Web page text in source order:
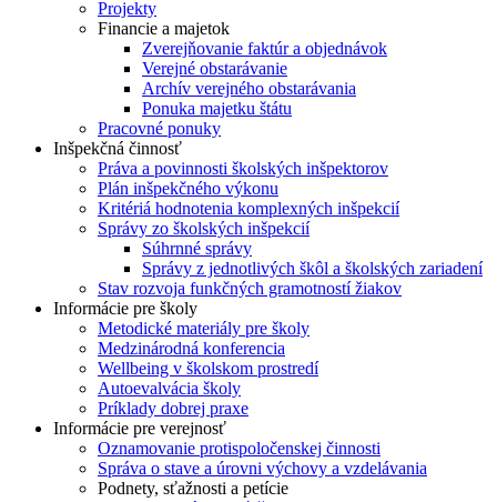
Projekty
Financie a majetok
Zverejňovanie faktúr a objednávok
Verejné obstarávanie
Archív verejného obstarávania
Ponuka majetku štátu
Pracovné ponuky
Inšpekčná činnosť
Práva a povinnosti školských inšpektorov
Plán inšpekčného výkonu
Kritériá hodnotenia komplexných inšpekcií
Správy zo školských inšpekcií
Súhrnné správy
Správy z jednotlivých škôl a školských zariadení
Stav rozvoja funkčných gramotností žiakov
Informácie pre školy
Metodické materiály pre školy
Medzinárodná konferencia
Wellbeing v školskom prostredí
Autoevalvácia školy
Príklady dobrej praxe
Informácie pre verejnosť
Oznamovanie protispoločenskej činnosti
Správa o stave a úrovni výchovy a vzdelávania
Podnety, sťažnosti a petície